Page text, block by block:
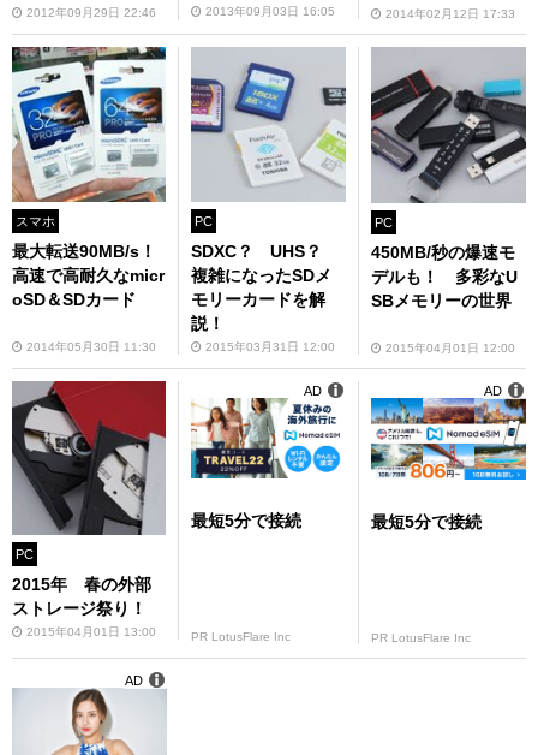
2012年09月29日 22:46 2013年09月03日 16:05 2014年02月12日 17:33
スマホ
最大転送90MB/s！
高速で高耐久なmicr
oSD＆SDカード
2014年05月30日 11:30
PC
SDXC？ UHS？
複雑になったSDメ
モリーカードを解
説！
2015年03月31日 12:00
PC
450MB/秒の爆速モ
デルも！ 多彩なU
SBメモリーの世界
2015年04月01日 12:00
PC
2015年 春の外部
ストレージ祭り！
2015年04月01日 13:00
最短5分で接続
PR LotusFlare Inc
AD
最短5分で接続
PR LotusFlare Inc
AD
AD